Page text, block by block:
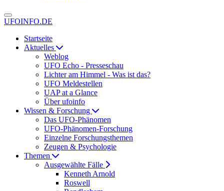
UFOINFO.DE
Startseite
Aktuelles
Weblog
UFO Echo - Presseschau
Lichter am Himmel - Was ist das?
UFO Meldestellen
UAP at a Glance
Über ufoinfo
Wissen & Forschung
Das UFO-Phänomen
UFO-Phänomen-Forschung
Einzelne Forschungsthemen
Zeugen & Psychologie
Themen
Ausgewählte Fälle
Kenneth Arnold
Roswell